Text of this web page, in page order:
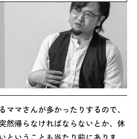
ママさんが多かったりするので、
然帰らなければならないとか、休